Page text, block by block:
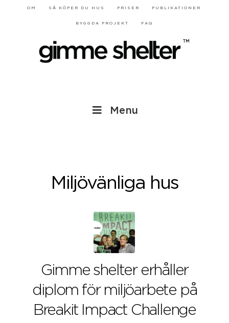
OM SÅ KÖPER DU HUS PRISER PUBLIKATIONER
BYGGDA PROJEKT FAQ
Menu
Miljövänliga hus
Gimme shelter erhåller
diplom för miljöarbete på
Breakit Impact Challenge